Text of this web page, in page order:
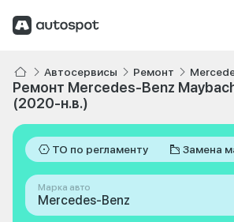
Автосервисы Ремонт
Ремонт Mercedes-Benz
(2020-н.в.)
ТО по регламенту Замена
Марка авто
Mercedes-Benz